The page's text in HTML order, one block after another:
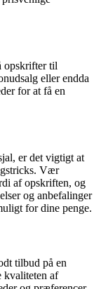
opskrifter til
eller endda
for at få en
er det vigtigt at
Vær
af opskriften, og
og anbefalinger
for dine penge.
tilbud på en
kvaliteten af